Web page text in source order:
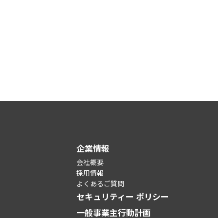
企業情報
会社概要
採用情報
よくあるご質問
セキュリティー ポリシー
一般事業主行動計画